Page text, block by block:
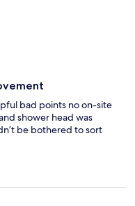
bad points no on-site
shower head was
be bothered to sort